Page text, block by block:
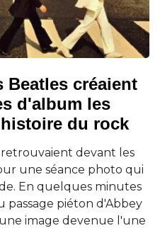
Beatles créaient
d'album les
du rock
retrouvaient devant les
une séance photo qui
En quelques minutes
passage piéton d'Abbey
image devenue l'une